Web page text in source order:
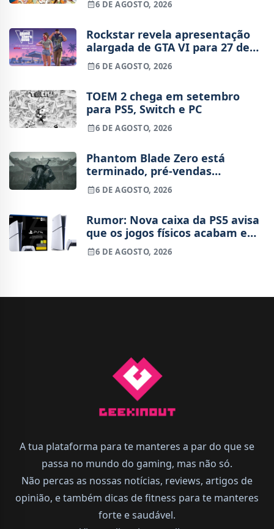
6 DE AGOSTO, 2026
Rockstar revela apresentação
alargada de GTA VI para 27 de
agosto
6 DE AGOSTO, 2026
TOEM 2 chega em setembro
para PS5, Switch e PC
6 DE AGOSTO, 2026
Phantom Blade Zero está
terminado, pré-vendas
começam na próxima semana
6 DE AGOSTO, 2026
Rumor: Nova caixa da PS5 avisa
que os jogos físicos acabam em
2028
6 DE AGOSTO, 2026
A tua plataforma para te manteres a par do que se
passa no mundo do gaming, mas não só.
Não percas as nossas notícias, reviews, artigos de
opinião, e também dicas de fitness para te manteres
forte e saudável.